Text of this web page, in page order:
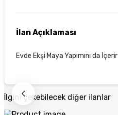
İlan Açıklaması
Evde Ekşi Maya Yapımını da İçerir
İlgini çekebilecek diğer ilanlar